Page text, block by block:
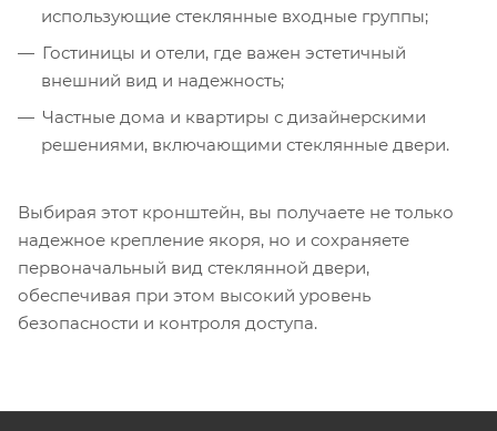
использующие стеклянные входные группы;
Гостиницы и отели, где важен эстетичный
внешний вид и надежность;
Частные дома и квартиры с дизайнерскими
решениями, включающими стеклянные двери.
Выбирая этот кронштейн, вы получаете не только
надежное крепление якоря, но и сохраняете
первоначальный вид стеклянной двери,
обеспечивая при этом высокий уровень
безопасности и контроля доступа.